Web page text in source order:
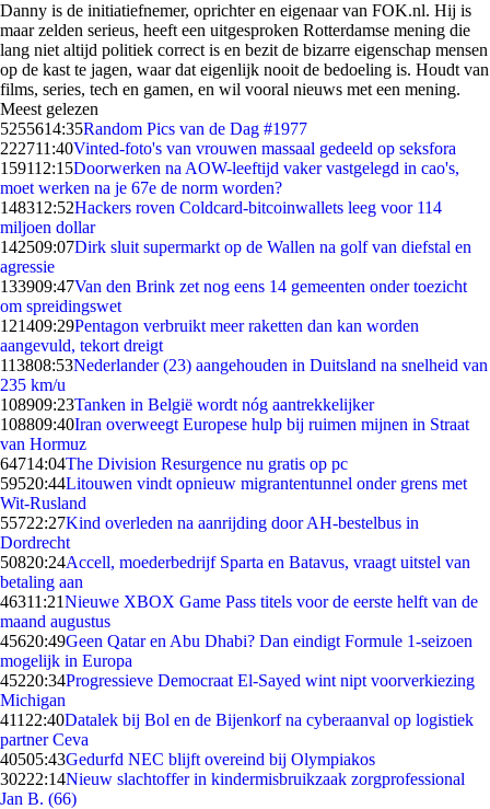
Danny is de initiatiefnemer, oprichter en eigenaar van FOK.nl. Hij is
maar zelden serieus, heeft een uitgesproken Rotterdamse mening die
lang niet altijd politiek correct is en bezit de bizarre eigenschap mensen
op de kast te jagen, waar dat eigenlijk nooit de bedoeling is. Houdt van
films, series, tech en gamen, en wil vooral nieuws met een mening.
Meest gelezen
5255614:35Random Pics van de Dag #1977
222711:40Vinted-foto's van vrouwen massaal gedeeld op seksfora
159112:15Doorwerken na AOW-leeftijd vaker vastgelegd in cao's,
moet werken na je 67e de norm worden?
148312:52Hackers roven Coldcard-bitcoinwallets leeg voor 114
miljoen dollar
142509:07Dirk sluit supermarkt op de Wallen na golf van diefstal en
agressie
133909:47Van den Brink zet nog eens 14 gemeenten onder toezicht
om spreidingswet
121409:29Pentagon verbruikt meer raketten dan kan worden
aangevuld, tekort dreigt
113808:53Nederlander (23) aangehouden in Duitsland na snelheid van
235 km/u
108909:23Tanken in België wordt nóg aantrekkelijker
108809:40Iran overweegt Europese hulp bij ruimen mijnen in Straat
van Hormuz
64714:04The Division Resurgence nu gratis op pc
59520:44Litouwen vindt opnieuw migrantentunnel onder grens met
Wit-Rusland
55722:27Kind overleden na aanrijding door AH-bestelbus in
Dordrecht
50820:24Accell, moederbedrijf Sparta en Batavus, vraagt uitstel van
betaling aan
46311:21Nieuwe XBOX Game Pass titels voor de eerste helft van de
maand augustus
45620:49Geen Qatar en Abu Dhabi? Dan eindigt Formule 1-seizoen
mogelijk in Europa
45220:34Progressieve Democraat El-Sayed wint nipt voorverkiezing
Michigan
411 22:40Datalek bij Bol en de Bijenkorf na cyberaanval op logistiek
partner Ceva
40505:43Gedurfd NEC blijft overeind bij Olympiakos
30222:14Nieuw slachtoffer in kindermisbruikzaak zorgprofessional
Jan B. (66)